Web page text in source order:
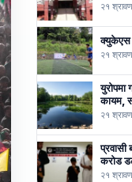
२१
क्युकेएस
२१
युरोपमा
कायम,
२१
प्रवासी
करोड
२१